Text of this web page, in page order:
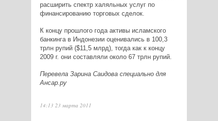
расширить спектр халяльных услуг по
финансированию торговых сделок.
К концу прошлого года активы исламского
банкинга в Индонезии оценивались в 100,3
трлн рупий ($11,5 млрд), тогда как к концу
2009 г. они составляли около 67 трлн рупий.
Перевела Зарина Саидова специально для
Ансар.ру
14:13 23 марта 2011